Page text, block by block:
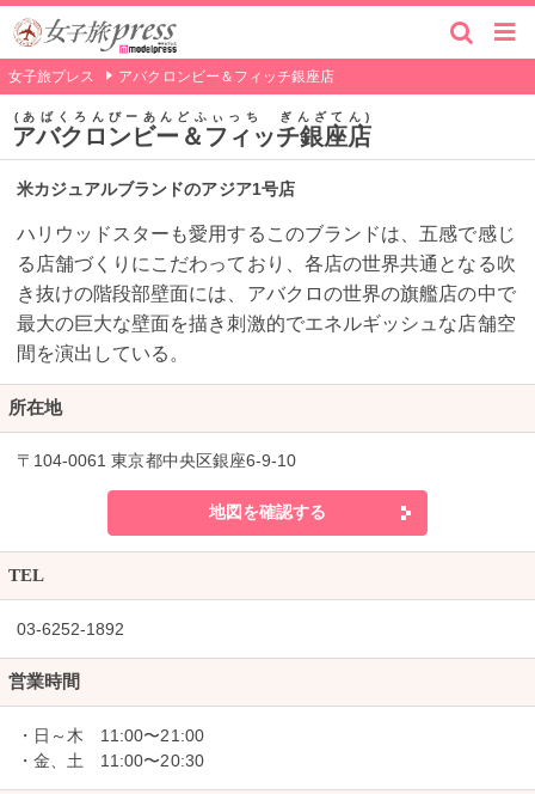
女子旅プレス アバクロンビー＆フィッチ銀座店
アバクロンビー＆フィッチ銀座店
あばくろんびーあんどふぃっち ぎんざてん
米カジュアルブランドのアジア1号店
ハリウッドスターも愛用するこのブランドは、五感で感じ
る店舗づくりにこだわっており、各店の世界共通となる吹
き抜けの階段部壁面には、アバクロの世界の旗艦店の中で
最大の巨大な壁面を描き刺激的でエネルギッシュな店舗空
間を演出している。
所在地
〒104-0061 東京都中央区銀座6-9-10
地図を確認する
TEL
03-6252-1892
営業時間
・日～木 11:00〜21:00
・金、土 11:00〜20:30